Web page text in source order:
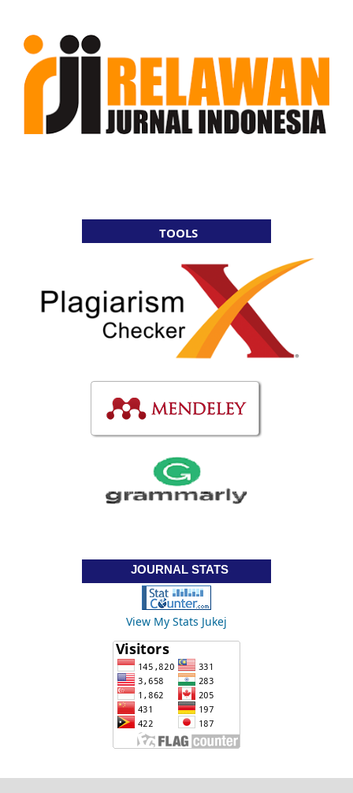
TOOLS
JOURNAL STATS
View My Stats Jukej